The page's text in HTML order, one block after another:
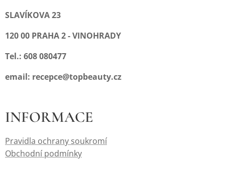
SLAVÍKOVA 23
120 00 PRAHA 2 - VINOHRADY
Tel.: 608 080477
email: recepce@topbeauty.cz
INFORMACE
Pravidla ochrany soukromí
Obchodní podmínky